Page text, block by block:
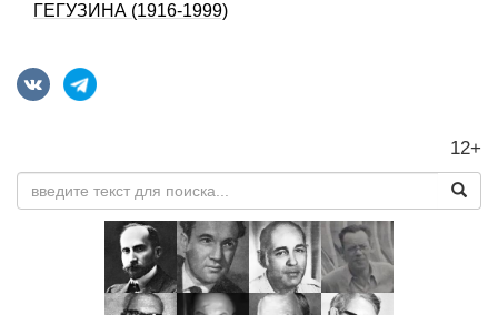
ГЕГУЗИHА (1916-1999)
12+